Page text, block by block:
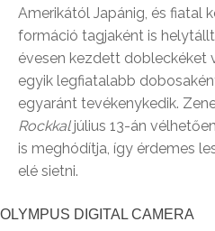
Amerikától Japánig, és fiatal
formáció tagjaként is helytállt
évesen kezdett dobleckéket
egyik legfiatalabb
egyaránt tevékenykedik.
Rockkaljúlius 13-án
is meghódítja, így érdemes
elé sietni.
OLYMPUS DIGITAL CAMERA